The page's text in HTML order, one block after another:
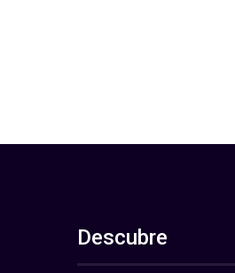
Descubre